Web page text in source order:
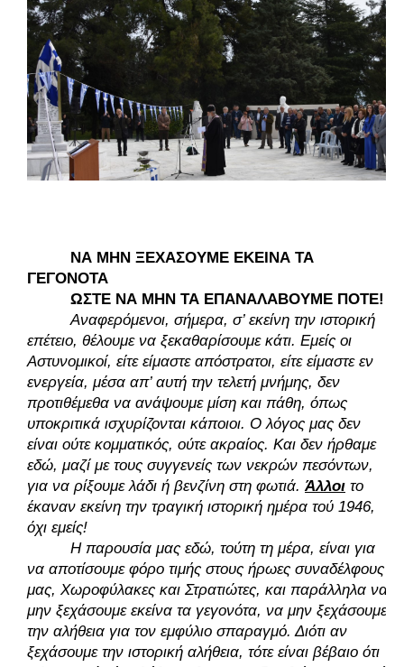
ΝΑ ΜΗΝ ΞΕΧΑΣΟΥΜΕ ΕΚΕΙΝΑ ΤΑ
ΓΕΓΟΝΟΤΑ
ΩΣΤΕ ΝΑ ΜΗΝ ΤΑ ΕΠΑΝΑΛΑΒΟΥΜΕ ΠΟΤΕ!
Αναφερόμενοι, σήμερα, σ’ εκείνη την ιστορική
επέτειο, θέλουμε να ξεκαθαρίσουμε κάτι. Εμείς οι
Αστυνομικοί, είτε είμαστε απόστρατοι, είτε είμαστε εν
ενεργεία, μέσα απ’ αυτή την τελετή μνήμης, δεν
προτιθέμεθα να ανάψουμε μίση και πάθη, όπως
υποκριτικά ισχυρίζονται κάποιοι. Ο λόγος μας δεν
είναι ούτε κομματικός, ούτε ακραίος. Και δεν ήρθαμε
εδώ, μαζί με τους συγγενείς των νεκρών πεσόντων,
για να ρίξουμε λάδι ή βενζίνη στη φωτιά. Άλλοι το
έκαναν εκείνη την τραγική ιστορική ημέρα τού 1946,
όχι εμείς!
Η παρουσία μας εδώ, τούτη τη μέρα, είναι για
να αποτίσουμε φόρο τιμής στους ήρωες συναδέλφους
μας, Χωροφύλακες και Στρατιώτες, και παράλληλα να
μην ξεχάσουμε εκείνα τα γεγονότα, να μην ξεχάσουμε
την αλήθεια για τον εμφύλιο σπαραγμό. Διότι αν
ξεχάσουμε την ιστορική αλήθεια, τότε είναι βέβαιο ότι